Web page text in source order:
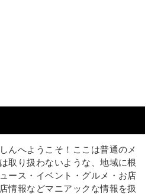
んへようこそ！ここは普通のメ
取り扱わないような、地域に根
ース・イベント・グルメ・お店
情報などマニアックな情報を扱